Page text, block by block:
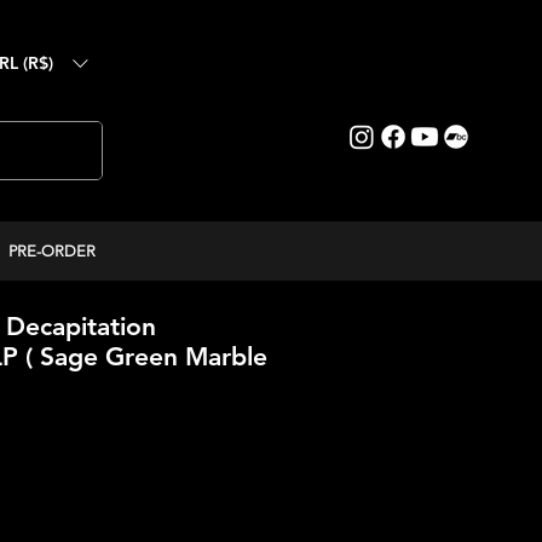
(R$)
PRE-ORDER
Decapitation
( Sage Green Marble